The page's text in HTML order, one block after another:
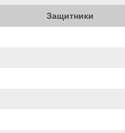
Защитники